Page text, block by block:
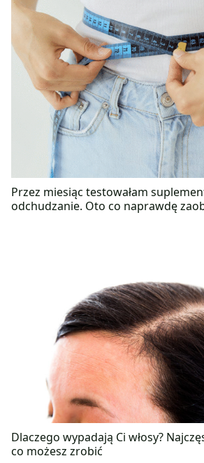
Przez miesiąc testowałam
odchudzanie. Oto co naprawdę
Dlaczego wypadają Ci włosy?
co możesz zrobić